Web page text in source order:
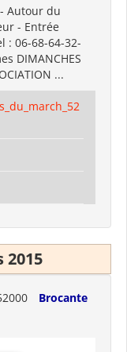
Autour du
- Entrée
: 06-68-64-32-
DIMANCHES
...
2015
Brocante